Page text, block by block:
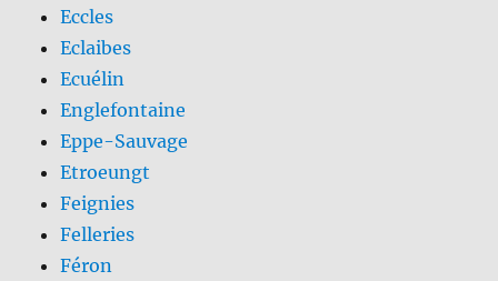
Eccles
Eclaibes
Ecuélin
Englefontaine
Eppe-Sauvage
Etroeungt
Feignies
Felleries
Féron